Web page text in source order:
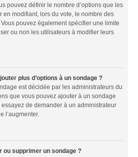
pouvez définir le nombre d’options que les
en modifiant, lors du vote, le nombre des
pouvez également spécifier une limite
ou non les utilisateurs à modifier leurs
plus d’options à un sondage ?
est décidée par les administrateurs du
que vous pouvez ajouter à un sondage
de demander à un administrateur
l’augmenter.
ou supprimer un sondage ?